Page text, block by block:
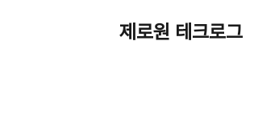
제로원 테크로그